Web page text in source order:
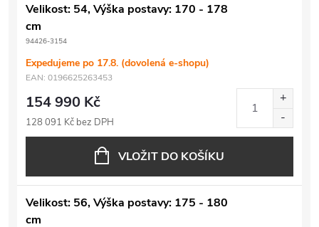
Velikost: 54, Výška postavy: 170 - 178
cm
94426-3154
Expedujeme po 17.8. (dovolená e-shopu)
EAN: 0196625263453
154 990 Kč
128 091 Kč bez DPH
VLOŽIT DO KOŠÍKU
Velikost: 56, Výška postavy: 175 - 180
cm